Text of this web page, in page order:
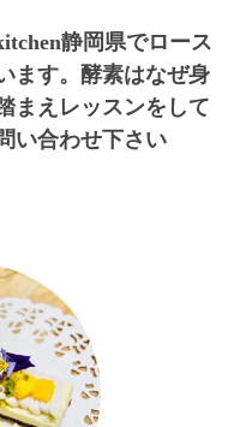
静岡県でロース
ます。酵素はなぜ身
まえレッスンをして
合わせ下さい